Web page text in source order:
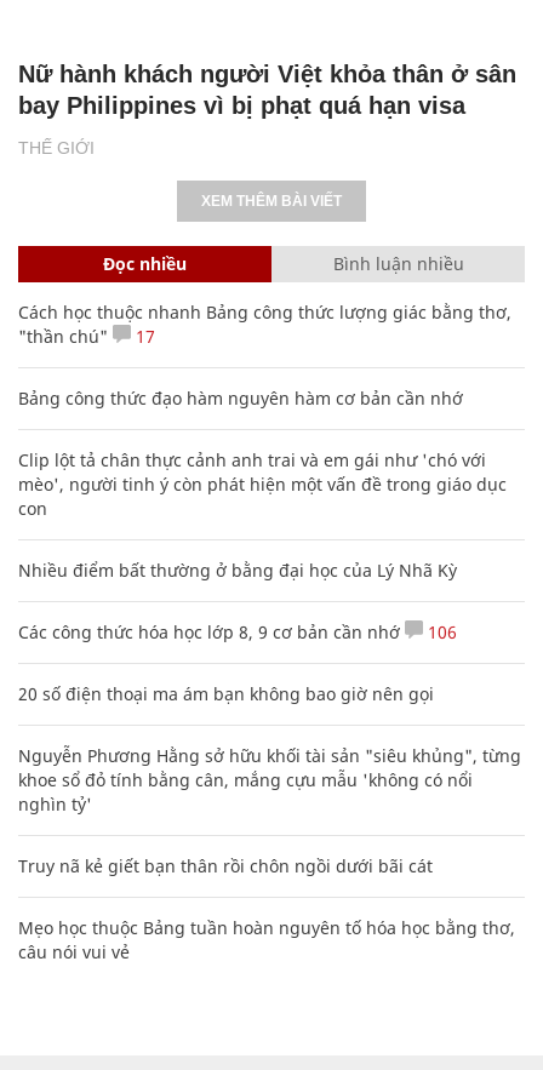
THẾ GIỚI
Nữ hành khách người Việt khỏa thân ở sân
bay Philippines vì bị phạt quá hạn visa
XEM THÊM BÀI VIẾT
Đọc nhiều Bình luận nhiều
Cách học thuộc nhanh Bảng công thức lượng giác bằng thơ,
"thần chú"
17
Bảng công thức đạo hàm nguyên hàm cơ bản cần nhớ
Clip lột tả chân thực cảnh anh trai và em gái như 'chó với
mèo', người tinh ý còn phát hiện một vấn đề trong giáo dục
con
Nhiều điểm bất thường ở bằng đại học của Lý Nhã Kỳ
Các công thức hóa học lớp 8, 9 cơ bản cần nhớ 106
20 số điện thoại ma ám bạn không bao giờ nên gọi
Nguyễn Phương Hằng sở hữu khối tài sản "siêu khủng", từng
khoe sổ đỏ tính bằng cân, mắng cựu mẫu 'không có nổi
nghìn tỷ'
Truy nã kẻ giết bạn thân rồi chôn ngồi dưới bãi cát
Mẹo học thuộc Bảng tuần hoàn nguyên tố hóa học bằng thơ,
câu nói vui vẻ